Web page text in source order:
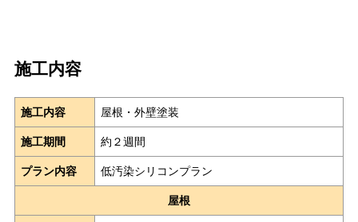
施工内容
施工内容 屋根・外壁塗装
施工期間 約２週間
プラン内容 低汚染シリコンプラン
屋根